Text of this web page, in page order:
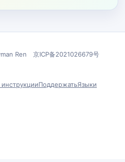
Ren 京ICP备2021026679号
ПоддержатьЯзыки